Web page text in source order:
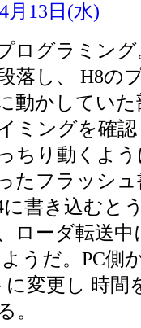
月13日(水)
ログラミン
落し、 H8の
動かしてい
ミングを確
ちり動くよ
たフラッシ
に書き込むと
ローダ転送
うだ。PC側
に変更し 時間
。